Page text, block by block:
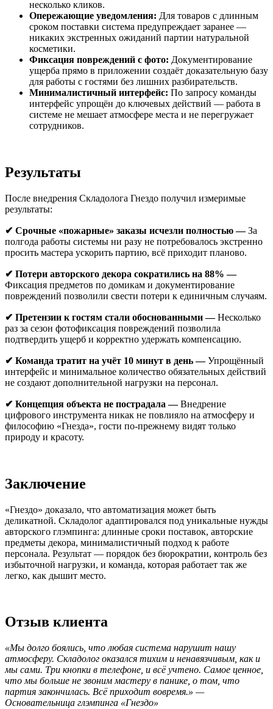
несколько кликов.
Опережающие уведомления: Для товаров с длинным
сроком поставки система предупреждает заранее —
никаких экстренных ожиданий партии натуральной
косметики.
Фиксация повреждений с фото: Документирование
ущерба прямо в приложении создаёт доказательную базу
для работы с гостями без лишних разбирательств.
Минималистичный интерфейс: По запросу команды
интерфейс упрощён до ключевых действий — работа в
системе не мешает атмосфере места и не перегружает
сотрудников.
Результаты
После внедрения Складолога Гнездо получил измеримые
результаты:
✔ Срочные «пожарные» заказы исчезли полностью —За
полгода работы системы ни разу не потребовалось экстренно
просить мастера ускорить партию, всё приходит планово.
✔ Потери авторского декора сократились на 88% —
Фиксация предметов по домикам и документирование
повреждений позволили свести потери к единичным случаям.
✔ Претензии к гостям стали обоснованными —Несколько
раз за сезон фотофиксация повреждений позволила
подтвердить ущерб и корректно удержать компенсацию.
✔ Команда тратит на учёт 10 минут в день —Упрощённый
интерфейс и минимальное количество обязательных действий
не создают дополнительной нагрузки на персонал.
✔ Концепция объекта не пострадала —Внедрение
цифрового инструмента никак не повлияло на атмосферу и
философию «Гнезда», гости по-прежнему видят только
природу и красоту.
Заключение
«Гнездо» доказало, что автоматизация может быть
деликатной. Складолог адаптировался под уникальные нужды
авторского глэмпинга: длинные сроки поставок, авторские
предметы декора, минималистичный подход к работе
персонала. Результат — порядок без бюрократии, контроль без
избыточной нагрузки, и команда, которая работает так же
легко, как дышит место.
Отзыв клиента
«Мы долго боялись, что любая система нарушит нашу
атмосферу. Складолог оказался тихим и ненавязчивым, как и
мы сами. Три кнопки в телефоне, и всё учтено. Самое ценное,
что мы больше не звоним мастеру в панике, о том, что
партия закончилась. Всё приходит вовремя.» —
Основательница глэмпинга «Гнездо»